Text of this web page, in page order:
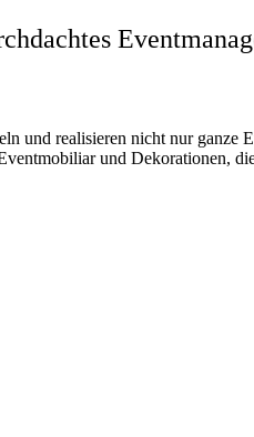
und realisieren nicht nur ganze
und Dekorationen,